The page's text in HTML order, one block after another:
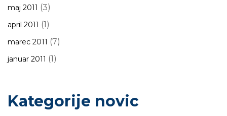
maj 2011 (3)
april 2011 (1)
marec 2011 (7)
januar 2011 (1)
Kategorije novic